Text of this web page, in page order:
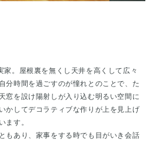
家。屋根裏を無くし天井を高くして広々
分時間を過ごすのが憧れとのことで、た
窓を設け陽射しが入り込む明るい空間に
かしてデコラティブな作りが上を見上げ
ます。
もあり、家事をする時でも目がいき会話